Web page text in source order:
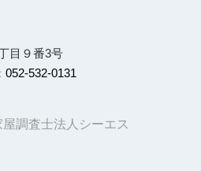
目９番3号
532-0131
調査士法人シーエス